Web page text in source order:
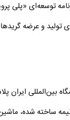
توسعه‌ای «پلی
تولید و عرضه
نیمه ساخته شده،